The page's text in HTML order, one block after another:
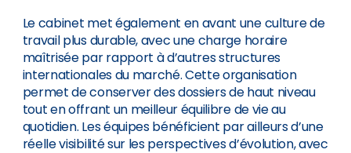
Le cabinet met également en avant une culture de
travail plus durable, avec une charge horaire
maîtrisée par rapport à d’autres structures
internationales du marché. Cette organisation
permet de conserver des dossiers de haut niveau
tout en offrant un meilleur équilibre de vie au
quotidien. Les équipes bénéficient par ailleurs d’une
réelle visibilité sur les perspectives d’évolution, avec